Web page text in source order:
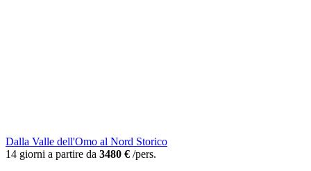
Dalla Valle dell'Omo al Nord Storico
14 giorni a partire da 3480 € /pers.